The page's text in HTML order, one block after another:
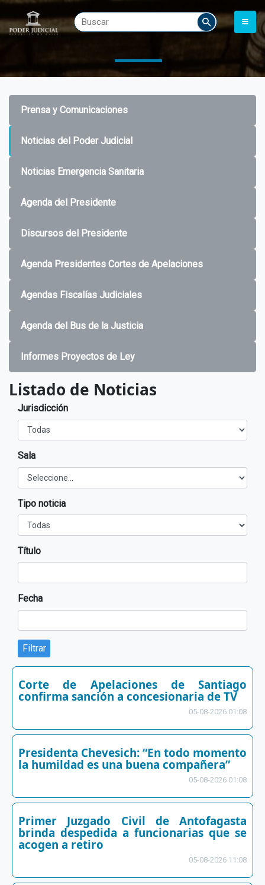
Prensa y Comunicaciones
Noticias del Poder Judicial
Noticias Emergencia Sanitaria
Agenda del Presidente
Discursos del Presidente
Agenda Presidentes Cortes de Apelaciones
Agendas Fiscalías Judiciales
Agenda del Bus de la Justicia
Informes Proyectos de Ley
Listado de Noticias
Jurisdicción
Sala
Tipo noticia
Título
Fecha
Filtrar
Corte de Apelaciones de Santiago
confirma sanción a concesionaria de TV
05-08-2026 01:08
Presidenta Chevesich: “En todo momento
la humildad es una buena compañera”
05-08-2026 01:08
Primer Juzgado Civil de Antofagasta
brinda despedida a funcionarias que se
acogen a retiro
05-08-2026 11:08